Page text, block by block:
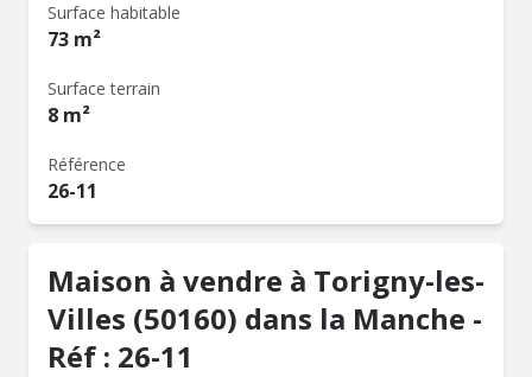
Surface habitable
73 m²
Surface terrain
8 m²
Référence
26-11
Maison à vendre à Torigny-les-
Villes (50160) dans la Manche -
Réf : 26-11